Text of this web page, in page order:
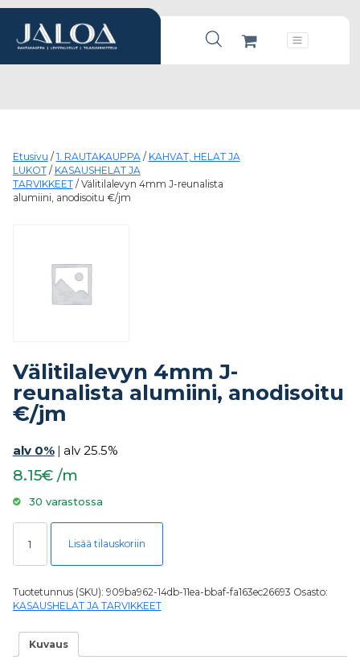
Products search
Päävalikko
Etusivu / 1. RAUTAKAUPPA/ KAHVAT, HELAT JA
LUKOT/ KASAUSHELAT JA
TARVIKKEET/ Välitilalevyn 4mm J-reunalista
alumiini, anodisoitu €/jm
Välitilalevyn 4mm J-
reunalista alumiini, anodisoitu
€/jm
alv 0% | alv 25.5%
8.15€ /m
30 varastossa
Välitilalevyn 4mm J-reunalista alumiini, anodisoitu €/jm määrä
Lisää tilauskoriin
Tuotetunnus (SKU): 909ba962-14db-11ea-bbaf-fa163ec26693 Osasto:
KASAUSHELAT JA TARVIKKEET
Kuvaus